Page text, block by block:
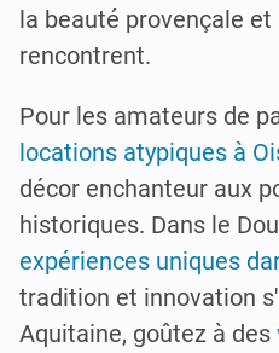
la beauté provençale et
rencontrent.
Pour les amateurs de
locations atypiques à
décor enchanteur aux
historiques. Dans le
expériences uniques
tradition et innovation
Aquitaine, goûtez à des